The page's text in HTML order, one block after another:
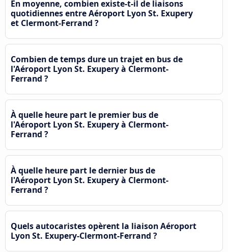
En moyenne, combien existe-t-il de liaisons
quotidiennes entre Aéroport Lyon St. Exupery
et Clermont-Ferrand ?
Combien de temps dure un trajet en bus de
l'Aéroport Lyon St. Exupery à Clermont-
Ferrand ?
À quelle heure part le premier bus de
l'Aéroport Lyon St. Exupery à Clermont-
Ferrand ?
À quelle heure part le dernier bus de
l'Aéroport Lyon St. Exupery à Clermont-
Ferrand ?
Quels autocaristes opèrent la liaison Aéroport
Lyon St. Exupery-Clermont-Ferrand ?